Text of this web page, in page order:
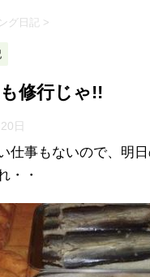
グ日記 >
修行じゃ!!
日
仕事もないので、明
・・